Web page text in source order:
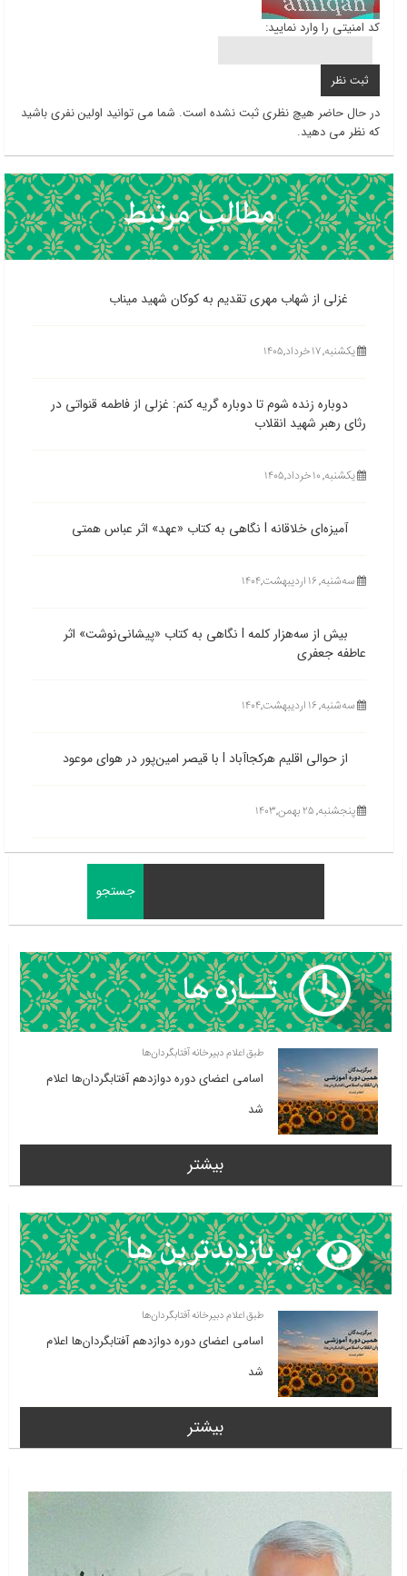
کد امنیتی را وارد نمایید:
در حال حاضر هیچ نظری ثبت نشده است. شما می توانید اولین نفری باشید
که نظر می دهید.
غزلی از شهاب مهری تقدیم به کوکان شهید میناب
یکشنبه, ۱۷ خرداد,۱۴۰۵
دوباره زنده شوم تا دوباره گریه کنم: غزلی از فاطمه قنواتی در
رثای رهبر شهید انقلاب
یکشنبه, ۱۰ خرداد,۱۴۰۵
آمیزه‌ای خلاقانه l نگاهی به کتاب «عهد» اثر عباس همتی
ﺳﻪشنبه, ۱۶ اردیبهشت,۱۴۰۴
بیش از سه‌هزار کلمه l نگاهی به کتاب «پیشانی‌نوشت» اثر
عاطفه جعفری
ﺳﻪشنبه, ۱۶ اردیبهشت,۱۴۰۴
از حوالی اقلیم هرکجاآباد l با قیصر امین‌پور در هوای موعود
پنجشنبه, ۲۵ بهمن,۱۴۰۳
طبق اعلام دبیرخانه آفتابگردان‌ها
اسامی اعضای دوره دوازدهم آفتابگردان‌ها اعلام
شد
بیشتر
طبق اعلام دبیرخانه آفتابگردان‌ها
اسامی اعضای دوره دوازدهم آفتابگردان‌ها اعلام
شد
بیشتر